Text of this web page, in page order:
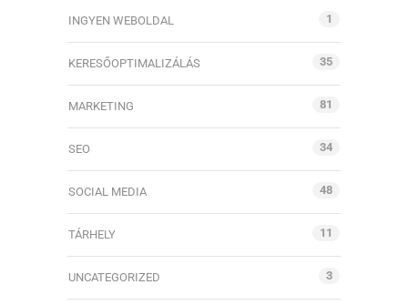
INGYEN WEBOLDAL 1
KERESŐOPTIMALIZÁLÁS 35
MARKETING 81
SEO 34
SOCIAL MEDIA 48
TÁRHELY 11
UNCATEGORIZED 3